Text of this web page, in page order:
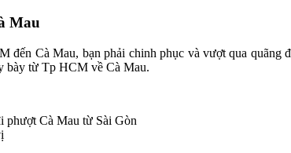
Mau
đến Cà Mau, bạn phải chinh phục và vượt qua quãng
bày từ Tp HCM về Cà Mau.